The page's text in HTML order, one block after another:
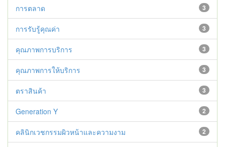
3
การตลาด
3
การรับรู้คุณค่า
3
คุณภาพการบริการ
3
คุณภาพการให้บริการ
3
ตราสินค้า
2
Generation Y
2
คลินิกเวชกรรมผิวหน้าและความงาม